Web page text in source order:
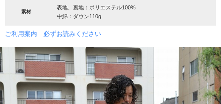
素材
表地、裏地：ポリエステル100%
中綿：ダウン110g
ご利用案内 必ずお読みください